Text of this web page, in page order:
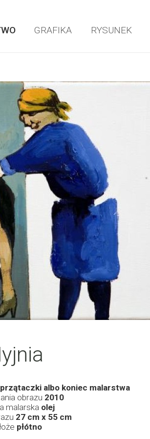
GRAFIKA RYSUNEK
albo koniec malarstwa
obrazu 2010
malarskaolej
27 cm x 55 cm
płótno